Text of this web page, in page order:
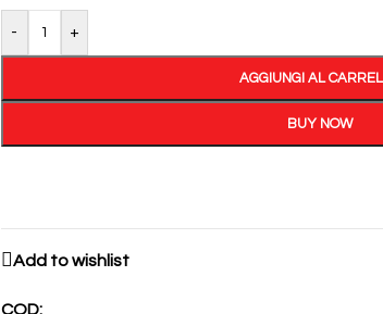
- +
AGGIUNGI AL
BUY NOW
Add to wishlist
COD: